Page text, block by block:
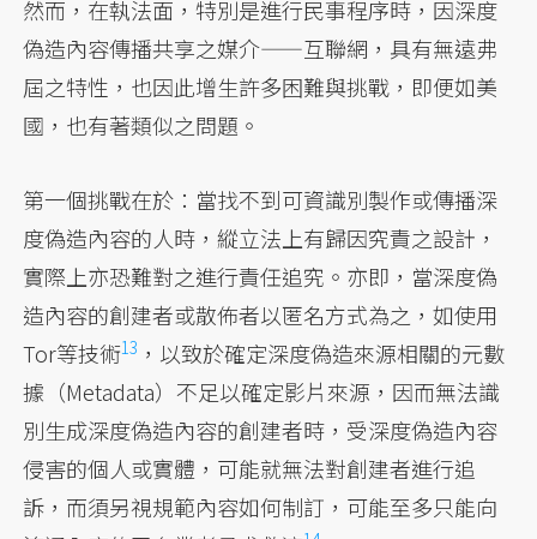
然而，在執法面，特別是進行民事程序時，因深度
偽造內容傳播共享之媒介——互聯網，具有無遠弗
屆之特性，也因此增生許多困難與挑戰，即便如美
國，也有著類似之問題。
第一個挑戰在於：當找不到可資識別製作或傳播深
度偽造內容的人時，縱立法上有歸因究責之設計，
實際上亦恐難對之進行責任追究。亦即，當深度偽
造內容的創建者或散佈者以匿名方式為之，如使用
Tor等技術13 ，以致於確定深度偽造來源相關的元數
據（Metadata）不足以確定影片來源，因而無法識
別生成深度偽造內容的創建者時，受深度偽造內容
侵害的個人或實體，可能就無法對創建者進行追
訴，而須另視規範內容如何制訂， 可能至多只能向